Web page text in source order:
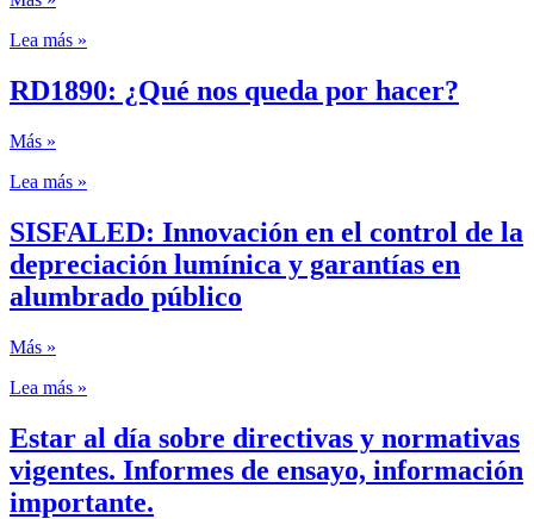
Lea más »
RD1890: ¿Qué nos queda por hacer?
Más »
Lea más »
SISFALED: Innovación en el control de la
depreciación lumínica y garantías en
alumbrado público
Más »
Lea más »
Estar al día sobre directivas y normativas
vigentes. Informes de ensayo, información
importante.